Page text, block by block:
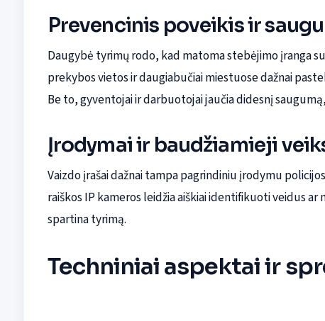
Prevencinis poveikis ir
Daugybė tyrimų rodo, kad matoma stebėjimo įranga
prekybos vietos ir daugiabučiai miestuose dažnai
Be to, gyventojai ir darbuotojai jaučia didesnį
Įrodymai ir baudžiamieji
Vaizdo įrašai dažnai tampa pagrindiniu įrodymu
raiškos IP kameros leidžia aiškiai identifikuoti veidus
spartina tyrimą.
Techniniai aspektai ir